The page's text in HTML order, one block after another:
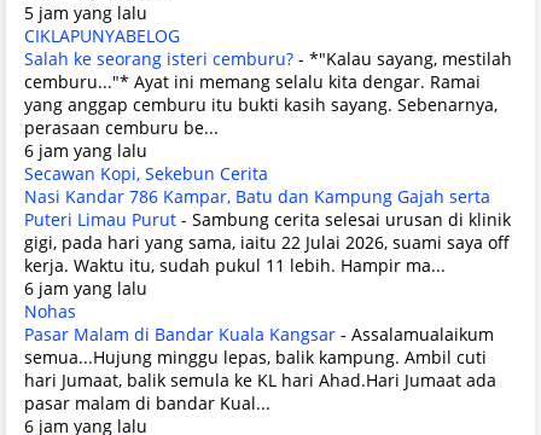
5 jam yang lalu
CIKLAPUNYABELOG
Salah ke seorang isteri cemburu? - *"Kalau sayang, mestilah
cemburu..."* Ayat ini memang selalu kita dengar. Ramai
yang anggap cemburu itu bukti kasih sayang. Sebenarnya,
perasaan cemburu be...
6 jam yang lalu
Secawan Kopi, Sekebun Cerita
Nasi Kandar 786 Kampar, Batu dan Kampung Gajah serta
Puteri Limau Purut - Sambung cerita selesai urusan di klinik
gigi, pada hari yang sama, iaitu 22 Julai 2026, suami saya off
kerja. Waktu itu, sudah pukul 11 lebih. Hampir ma...
6 jam yang lalu
Nohas
Pasar Malam di Bandar Kuala Kangsar - Assalamualaikum
semua...Hujung minggu lepas, balik kampung. Ambil cuti
hari Jumaat, balik semula ke KL hari Ahad.Hari Jumaat ada
pasar malam di bandar Kual...
6 jam yang lalu